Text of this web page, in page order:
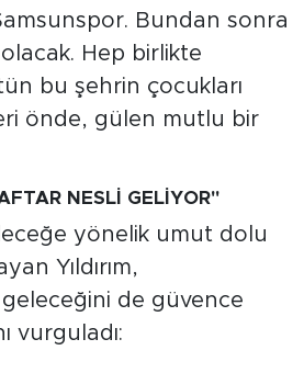
Bundan sonra
Hep birlikte
bu şehrin çocukları
önde, gülen mutlu bir
NESLİ GELİYOR"
yönelik umut dolu
Yıldırım,
de güvence
vurguladı: